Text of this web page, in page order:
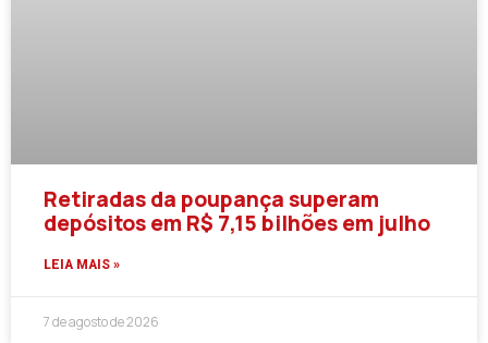
Retiradas da poupança superam
depósitos em R$ 7,15 bilhões em julho
LEIA MAIS »
7 de agosto de 2026